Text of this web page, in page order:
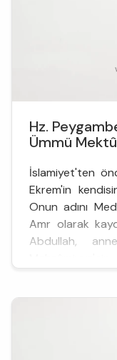
Hz.
Ümmü
İslamiyet'ten
Ekrem'in
Onun adını
Amr olarak
Abdullah,